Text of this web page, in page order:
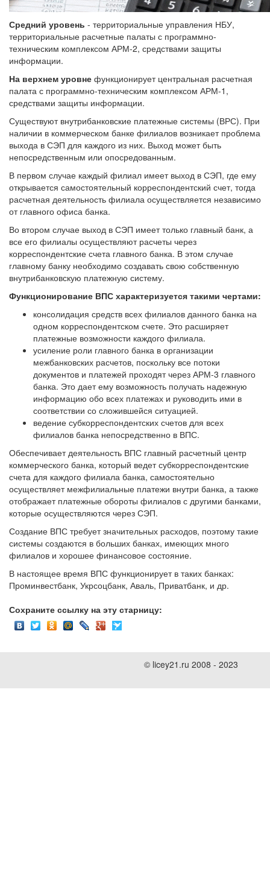
Средний уровень - территориальные управления НБУ,
территориальные расчетные палаты с программно-
техническим комплексом АРМ-2, средствами защиты
информации.
На верхнем уровне функционирует центральная расчетная
палата с программно-техническим комплексом АРМ-1,
средствами защиты информации.
Существуют внутрибанковские платежные системы (ВРС). При
наличии в коммерческом банке филиалов возникает проблема
выхода в СЭП для каждого из них. Выход может быть
непосредственным или опосредованным.
В первом случае каждый филиал имеет выход в СЭП, где ему
открывается самостоятельный корреспондентский счет, тогда
расчетная деятельность филиала осуществляется независимо
от главного офиса банка.
Во втором случае выход в СЭП имеет только главный банк, а
все его филиалы осуществляют расчеты через
корреспондентские счета главного банка. В этом случае
главному банку необходимо создавать свою собственную
внутрибанковскую платежную систему.
Функционирование ВПС характеризуется такими чертами:
консолидация средств всех филиалов данного банка на
одном корреспондентском счете. Это расширяет
платежные возможности каждого филиала.
усиление роли главного банка в организации
межбанковских расчетов, поскольку все потоки
документов и платежей проходят через АРМ-3 главного
банка. Это дает ему возможность получать надежную
информацию обо всех платежах и руководить ими в
соответствии со сложившейся ситуацией.
ведение субкорреспондентских счетов для всех
филиалов банка непосредственно в ВПС.
Обеспечивает деятельность ВПС главный расчетный центр
коммерческого банка, который ведет субкорреспондентские
счета для каждого филиала банка, самостоятельно
осуществляет межфилиальные платежи внутри банка, а также
отображает платежные обороты филиалов с другими банками,
которые осуществляются через СЭП.
Создание ВПС требует значительных расходов, поэтому такие
системы создаются в больших банках, имеющих много
филиалов и хорошее финансовое состояние.
В настоящее время ВПС функционирует в таких банках:
Проминвестбанк, Укрсоцбанк, Аваль, Приватбанк, и др.
Сохраните ссылку на эту старницу:
© licey21.ru 2008 - 2023